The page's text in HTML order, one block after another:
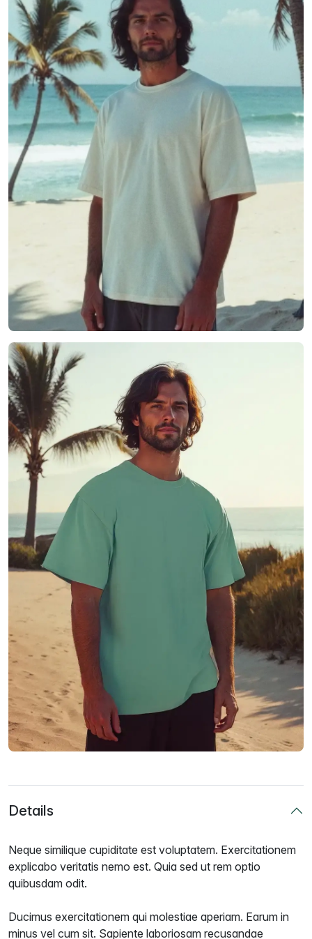
Details
Neque similique cupiditate est voluptatem. Exercitationem
explicabo veritatis nemo est. Quia sed ut rem optio
quibusdam odit.
Ducimus exercitationem qui molestiae aperiam. Earum in
minus vel cum sit. Sapiente laboriosam recusandae